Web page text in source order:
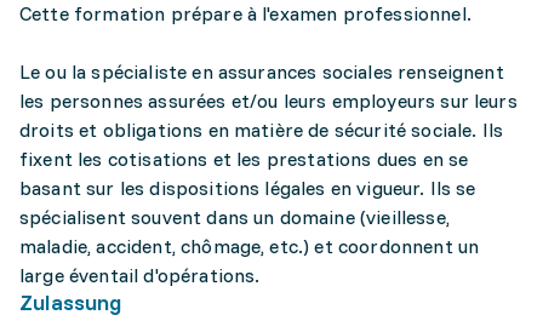
Cette formation prépare à l'examen professionnel.
Le ou la spécialiste en assurances sociales renseignent
les personnes assurées et/ou leurs employeurs sur leurs
droits et obligations en matière de sécurité sociale. Ils
fixent les cotisations et les prestations dues en se
basant sur les dispositions légales en vigueur. Ils se
spécialisent souvent dans un domaine (vieillesse,
maladie, accident, chômage, etc.) et coordonnent un
large éventail d'opérations.
Zulassung